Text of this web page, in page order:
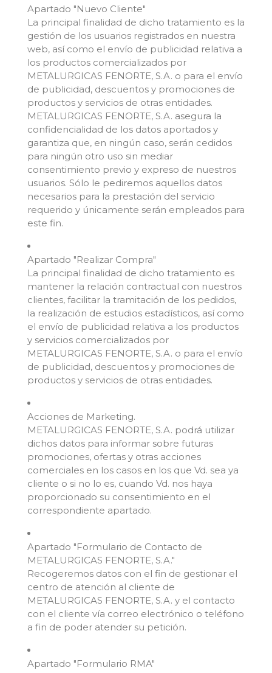
Apartado "Nuevo Cliente"
La principal finalidad de dicho tratamiento es la
gestión de los usuarios registrados en nuestra
web, así como el envío de publicidad relativa a
los productos comercializados por
METALURGICAS FENORTE, S.A. o para el envío
de publicidad, descuentos y promociones de
productos y servicios de otras entidades.
METALURGICAS FENORTE, S.A. asegura la
confidencialidad de los datos aportados y
garantiza que, en ningún caso, serán cedidos
para ningún otro uso sin mediar
consentimiento previo y expreso de nuestros
usuarios. Sólo le pediremos aquellos datos
necesarios para la prestación del servicio
requerido y únicamente serán empleados para
este fin.
Apartado "Realizar Compra"
La principal finalidad de dicho tratamiento es
mantener la relación contractual con nuestros
clientes, facilitar la tramitación de los pedidos,
la realización de estudios estadísticos, así como
el envío de publicidad relativa a los productos
y servicios comercializados por
METALURGICAS FENORTE, S.A. o para el envío
de publicidad, descuentos y promociones de
productos y servicios de otras entidades.
Acciones de Marketing.
METALURGICAS FENORTE, S.A. podrá utilizar
dichos datos para informar sobre futuras
promociones, ofertas y otras acciones
comerciales en los casos en los que Vd. sea ya
cliente o si no lo es, cuando Vd. nos haya
proporcionado su consentimiento en el
correspondiente apartado.
Apartado "Formulario de Contacto de
METALURGICAS FENORTE, S.A."
Recogeremos datos con el fin de gestionar el
centro de atención al cliente de
METALURGICAS FENORTE, S.A. y el contacto
con el cliente vía correo electrónico o teléfono
a fin de poder atender su petición.
Apartado "Formulario RMA"